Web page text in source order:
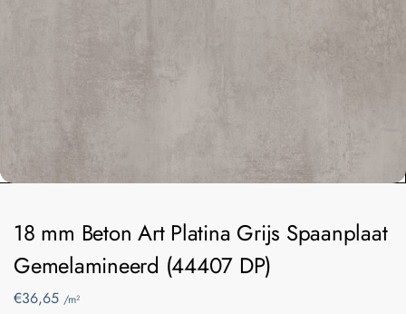
18 mm Beton Art Platina Grijs Spaanplaat
Gemelamineerd (44407 DP)
€36,65 /m²